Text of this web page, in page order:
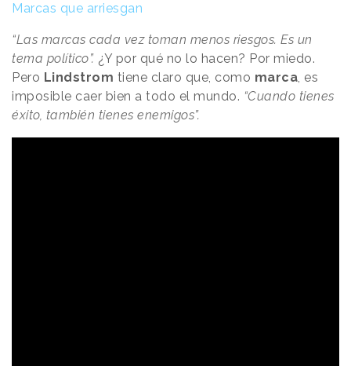
Marcas que arriesgan
“Las marcas cada vez toman menos riesgos. Es un
tema político”. ¿Y por qué no lo hacen? Por miedo.
Pero Lindstrom tiene claro que, como marca, es
imposible caer bien a todo el mundo. “Cuando tienes
éxito, también tienes enemigos”.